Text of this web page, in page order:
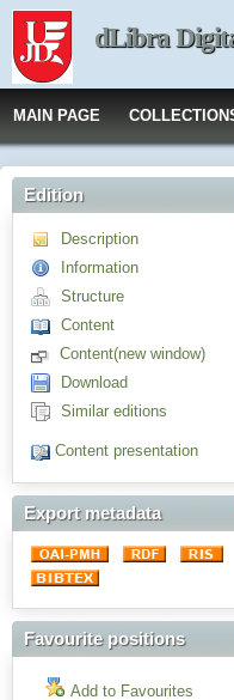
dLibra
MAIN PAGE
Edition
Description
Information
Structure
Content
Content(new window)
Download
Similar editions
Content presentation
Export metadata
Favourite positions
Add to Favourites